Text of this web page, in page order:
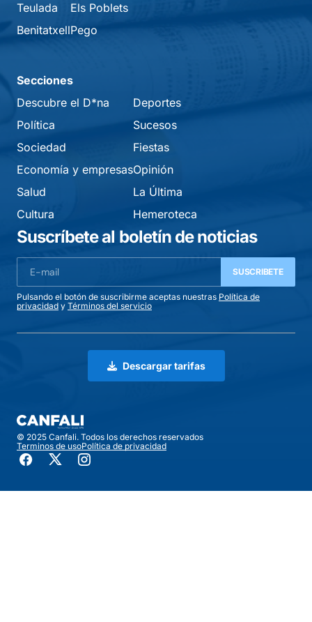
Teulada
Benitatxell
Els Poblets
Pego
Secciones
Descubre el D*na
Política
Sociedad
Economía y empresas
Salud
Cultura
Deportes
Sucesos
Fiestas
Opinión
La Última
Hemeroteca
Suscríbete al boletín de noticias
SUSCRIBETE
Pulsando el botón de suscribirme aceptas nuestras Política de
privacidad y Términos del servicio
Descargar tarifas
© 2025 Canfali. Todos los derechos reservados
Terminos de usoPolítica de privacidad